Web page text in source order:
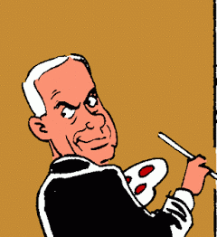
Syrien: Der kurdische
ist seit 200 Tagen in Haft
wächst
International: Aufruf zu
Solidaritätswoche mit
Gefangenen vom 23. bis